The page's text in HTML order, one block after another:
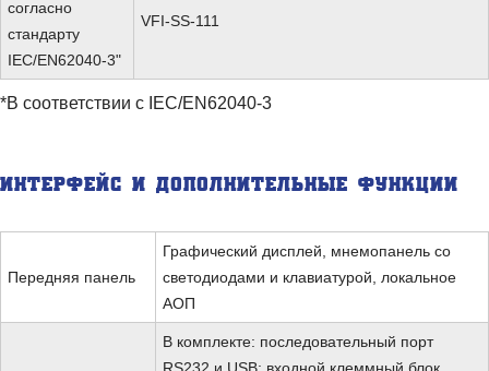
согласно
стандарту
IEC/EN62040-3"
VFI-SS-111
*В соответствии с IEC/EN62040-3
ИНТЕРФЕЙС И ДОПОЛНИТЕЛЬНЫЕ ФУНКЦИИ
Передняя панель
Графический дисплей, мнемопанель со
светодиодами и клавиатурой, локальное
АОП
В комплекте: последовательный порт